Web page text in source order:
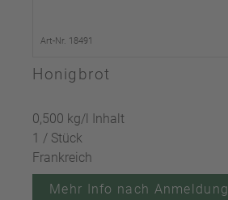
Art-Nr. 18491
Honigbrot
0,500 kg/l Inhalt
1 / Stück
Frankreich
Mehr Info nach Anmeldung